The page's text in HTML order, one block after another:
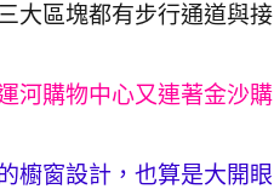
大區塊都有步行通道與接
河購物中心又連著金沙購
櫥窗設計，也算是大開眼